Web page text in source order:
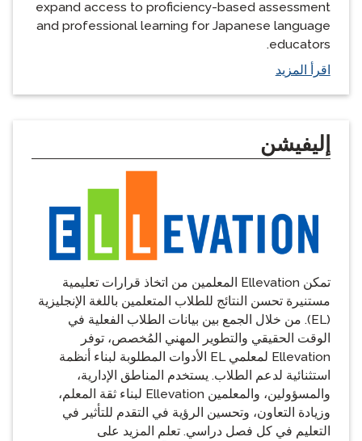
expand access to proficiency-based assessment
and professional learning for Japanese language
educators.
اقرأ المزيد
إليفيشن
تمكن Ellevation المعلمين من اتخاذ قرارات تعليمية
مستنيرة تحسن النتائج للطلاب المتعلمين باللغة الإنجليزية
(EL). من خلال الجمع بين بيانات الطلاب الفعلية في
الوقت الحقيقي والتطوير المهني المُخصص، توفر
Ellevation لمعلمي EL الأدوات المطلوبة لبناء أنظمة
استثنائية لدعم الطلاب. يستخدم المناطق الإدارية،
والمسؤولين، والمعلمين Ellevation لبناء ثقة المعلم،
وزيادة التعاون، وتحسين الرؤية في التقدم للتأثير في
التعليم في كل فصل دراسي. تعلم المزيد على